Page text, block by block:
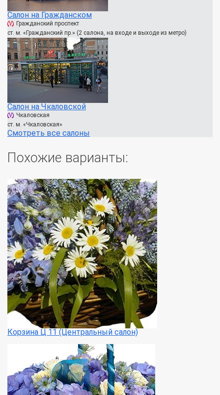
Салон на Гражданском
Гражданский проспект
ст. м. «Гражданский пр.» (2 салона, на входе и выходе из метро)
Салон на Чкаловской
Чкаловская
ст. м. «Чкаловская»
Смотреть все салоны
Похожие варианты:
Корзина Ц 11 (Центральный салон)